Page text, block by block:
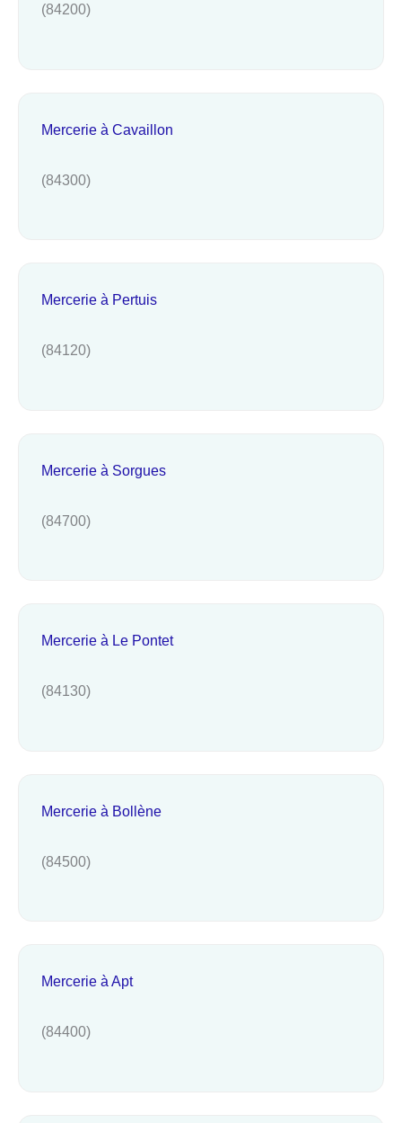
(84200)
Mercerie à Cavaillon
(84300)
Mercerie à Pertuis
(84120)
Mercerie à Sorgues
(84700)
Mercerie à Le Pontet
(84130)
Mercerie à Bollène
(84500)
Mercerie à Apt
(84400)